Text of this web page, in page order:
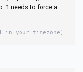
1 needs to force a
in your timezone)